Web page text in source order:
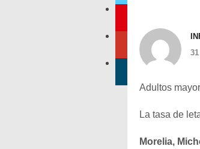
Adultos
La tasa de
Morelia,